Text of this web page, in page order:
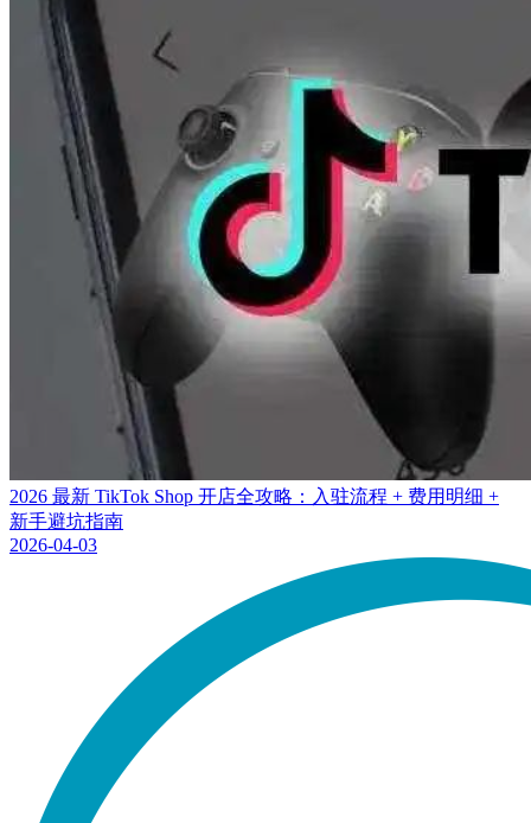
2026 最新 TikTok Shop 开店全攻略：入驻流程 + 费用明细 +
新手避坑指南
2026-04-03